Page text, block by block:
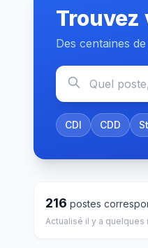
Des centaines
CDI CDD
216 postes
Actualisé il y a quelques